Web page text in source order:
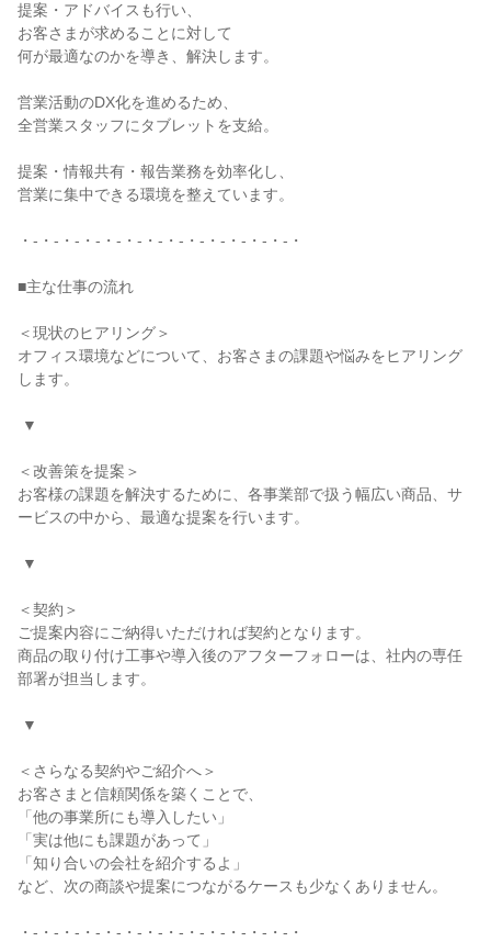
提案・アドバイスも行い、
お客さまが求めることに対して
何が最適なのかを導き、解決します。
営業活動のDX化を進めるため、
全営業スタッフにタブレットを支給。
提案・情報共有・報告業務を効率化し、
営業に集中できる環境を整えています。
・-・-・-・-・-・-・-・-・-・-・-・-・-・
■主な仕事の流れ
＜現状のヒアリング＞
オフィス環境などについて、お客さまの課題や悩みをヒアリング
します。
＜改善策を提案＞
お客様の課題を解決するために、各事業部で扱う幅広い商品、サ
ービスの中から、最適な提案を行います。
＜契約＞
ご提案内容にご納得いただければ契約となります。
商品の取り付け工事や導入後のアフターフォローは、社内の専任
部署が担当します。
＜さらなる契約やご紹介へ＞
お客さまと信頼関係を築くことで、
「他の事業所にも導入したい」
「実は他にも課題があって」
「知り合いの会社を紹介するよ」
など、次の商談や提案につながるケースも少なくありません。
・-・-・-・-・-・-・-・-・-・-・-・-・-・